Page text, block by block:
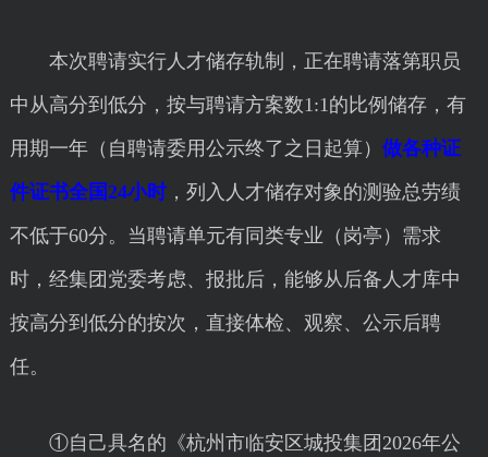
本次聘请实行人才储存轨制，正在聘请落第职员
中从高分到低分，按与聘请方案数1:1的比例储存，有
用期一年（自聘请委用公示终了之日起算） 做各种证
件证书全国24小时，列入人才储存对象的测验总劳绩
不低于60分。当聘请单元有同类专业（岗亭）需求
时，经集团党委考虑、报批后，能够从后备人才库中
按高分到低分的按次，直接体检、观察、公示后聘
任。
①自己具名的《杭州市临安区城投集团2026年公